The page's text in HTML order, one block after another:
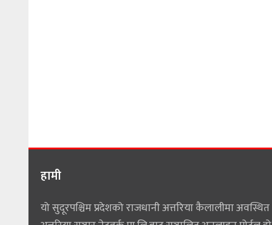
हामी
यो सुदूरपश्चिम प्रदेशको राजधानी अत्तरिया कैलालीमा अवस्थित